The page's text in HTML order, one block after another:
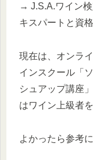
→ J.S.A.ワイン
キスパートと資
現在は、オンラ
インスクール「
シュアップ講座
はワイン上級者
よかったら参考